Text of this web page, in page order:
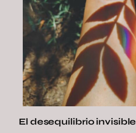
El desequilibrio invisible